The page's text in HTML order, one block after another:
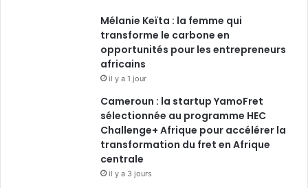
Mélanie Keïta : la femme qui
transforme le carbone en
opportunités pour les entrepreneurs
africains
il y a 1 jour
Cameroun : la startup YamoFret
sélectionnée au programme HEC
Challenge+ Afrique pour accélérer la
transformation du fret en Afrique
centrale
il y a 3 jours